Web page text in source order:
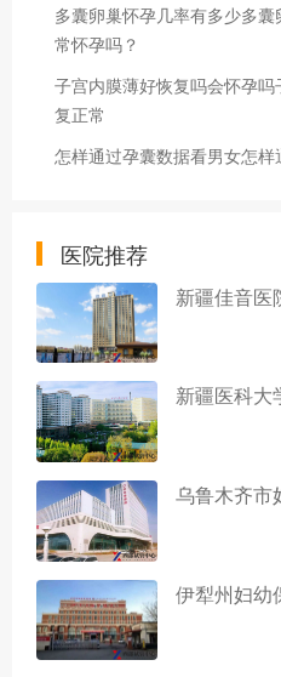
多囊卵巢怀孕几率有多少多
常怀孕吗？
子宫内膜薄好恢复吗会怀孕
复正常
怎样通过孕囊数据看男女怎
医院推荐
新疆佳音医
新疆医科大
乌鲁木齐市
伊犁州妇幼